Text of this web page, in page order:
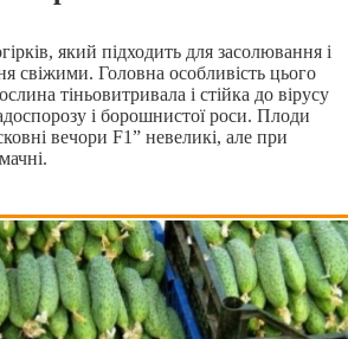
який підходить для засолювання і
свіжими. Головна особливість цього
тіньовитривала і стійка до вірусу
і борошнистої роси. Плоди
вечори F1” невеликі, але при